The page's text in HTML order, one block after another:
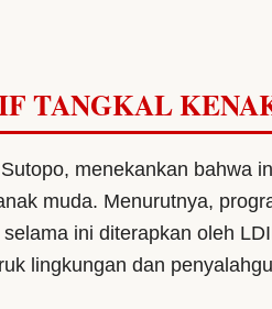
TANGKAL
menekankan bahwa
muda. Menurutnya,
ini diterapkan oleh
lingkungan dan